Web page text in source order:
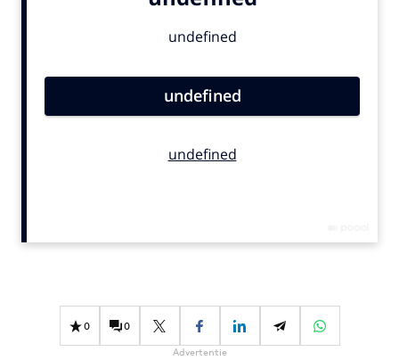
Gedragsverandering
Influencer marketing
0 0
Advertentie